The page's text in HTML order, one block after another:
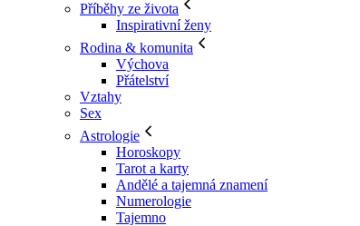
Příběhy ze života
Inspirativní ženy
Rodina & komunita
Výchova
Přátelství
Vztahy
Sex
Astrologie
Horoskopy
Tarot a karty
Andělé a tajemná znamení
Numerologie
Tajemno